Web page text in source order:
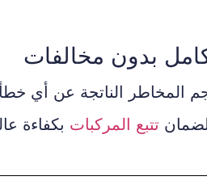
بدون مخالفات
المخاطر الناتجة عن أي
لضمان تتبع المركبات بكفاءة